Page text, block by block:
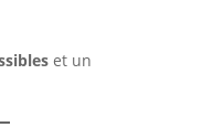
et un